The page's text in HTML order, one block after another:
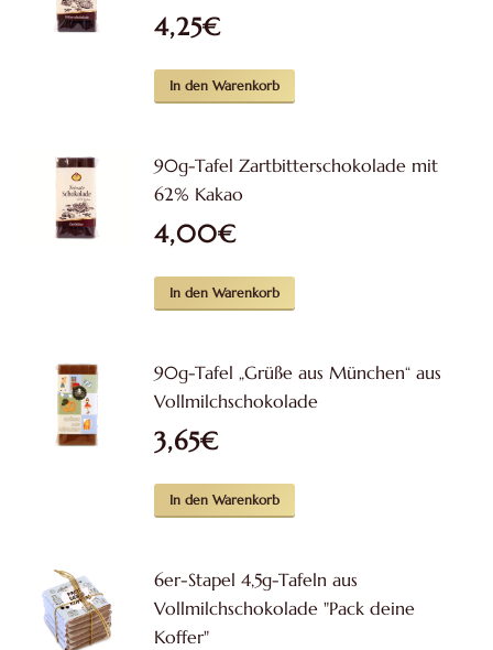
der
4,25€
In den Warenkorb
90g-Tafel Zartbitterschokolade mit
62% Kakao
4,00€
In den Warenkorb
90g-Tafel „Grüße aus München“ aus
Vollmilchschokolade
3,65€
In den Warenkorb
6er-Stapel 4,5g-Tafeln aus
Vollmilchschokolade "Pack deine
Koffer"